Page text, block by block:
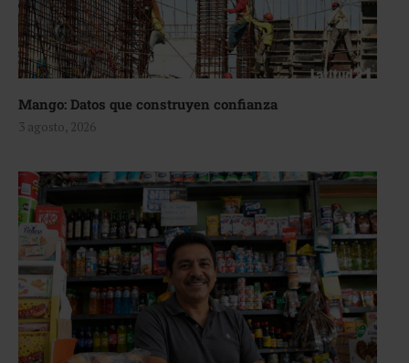
Mango: Datos que construyen confianza
3 agosto, 2026